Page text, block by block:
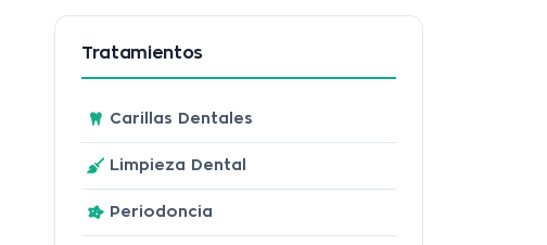
Tratamientos
Carillas Dentales
Limpieza Dental
Periodoncia